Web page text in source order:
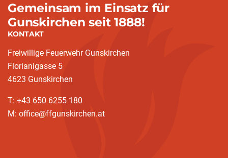
Gemeinsam im Einsatz für
Gunskirchen seit 1888!
KONTAKT
Freiwillige Feuerwehr Gunskirchen
Florianigasse 5
4623 Gunskirchen
T: +43 650 6255 180
M: office@ffgunskirchen.at